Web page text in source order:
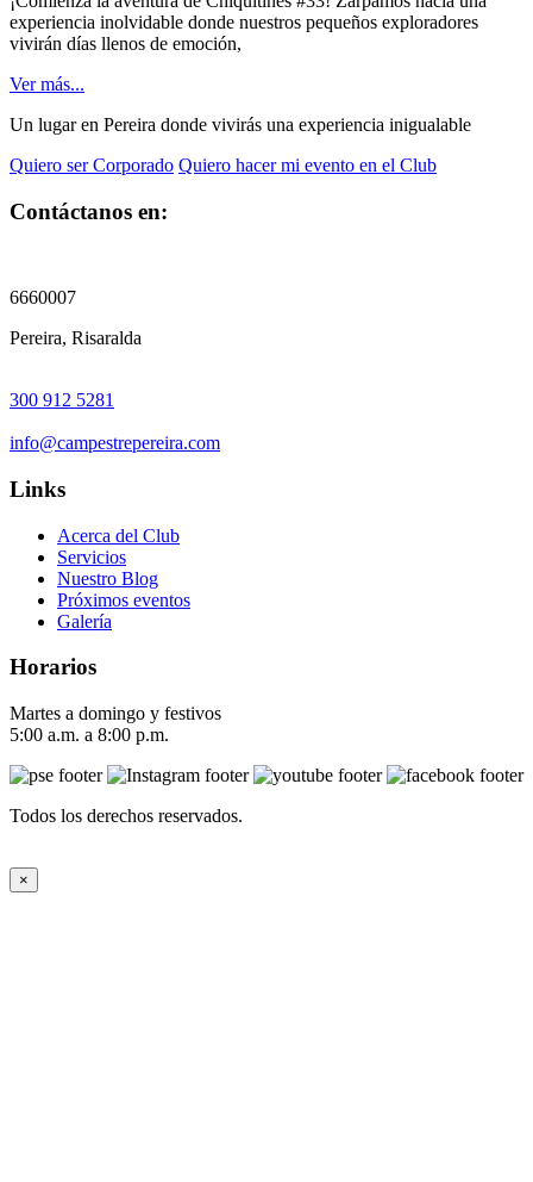
experiencia inolvidable donde nuestros pequeños exploradores
vivirán días llenos de emoción,
Ver más...
Un lugar en Pereira donde vivirás una experiencia inigualable
Quiero ser Corporado Quiero hacer mi evento en el Club
Contáctanos en:
6660007
Pereira, Risaralda
300 912 5281
info@campestrepereira.com
Links
Acerca del Club
Servicios
Nuestro Blog
Próximos eventos
Galería
Horarios
Martes a domingo y festivos
5:00 a.m. a 8:00 p.m.
Todos los derechos reservados.
×